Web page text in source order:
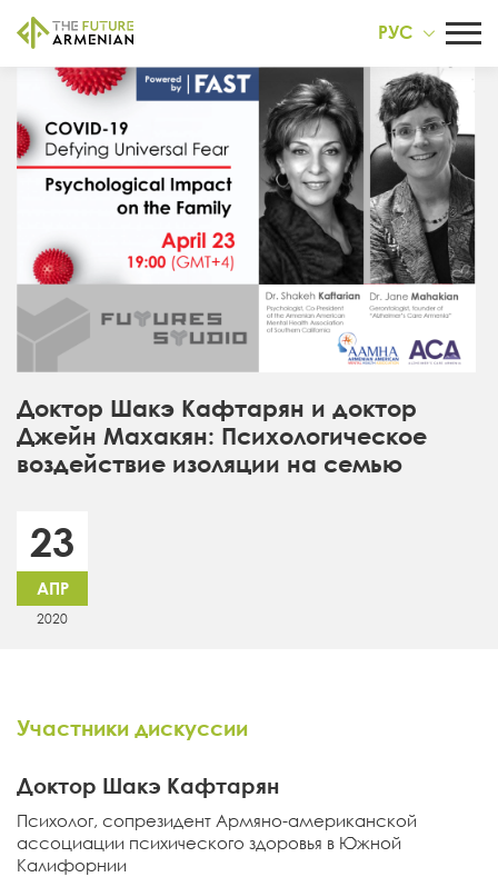
РУС
Доктор Шакэ Кафтарян и доктор
Джейн Махакян: Психологическое
воздействие изоляции на семью
23
АПР
2020
Участники дискуссии
Доктор Шакэ Кафтарян
Психолог, сопрезидент Армяно-американской
ассоциации психического здоровья в Южной
Калифорнии